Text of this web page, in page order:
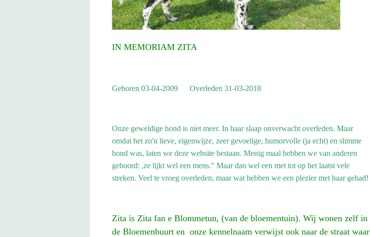
IN MEMORIAM ZITA
Geboren 03-04-2009 Overleden 31-03-2018
Onze geweldige hond is niet meer. In haar slaap onverwacht overleden. Maar
omdat het zo'n lieve, eigenwijze, zeer gevoelige, humorvolle (ja echt) en slimme
hond was, laten we deze website bestaan. Menig maal hebben we van anderen
gehoord: ,ze lijkt wel een mens." Maar dan wel een met tot op het laatst vele
streken. Veel te vroeg overleden, maar wat hebben we een plezier met haar gehad!
Zita is Zita fan e Blommetun, (van de bloementuin). Wij wonen zelf in
de Bloemenbuurt en onze kennelnaam verwijst ook naar de straat waar